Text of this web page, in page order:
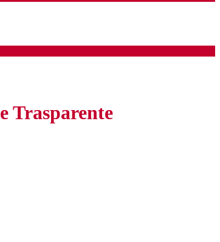
Trasparente